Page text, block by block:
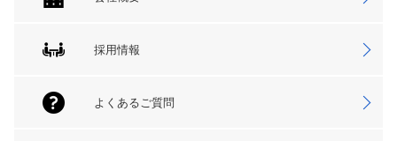
採用情報
よくあるご質問